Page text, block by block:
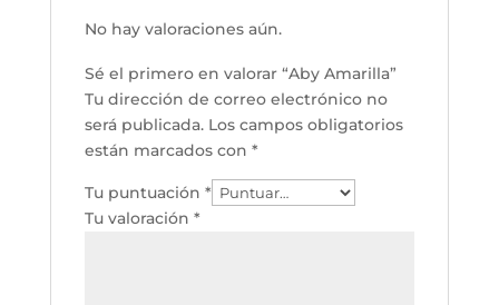
No hay valoraciones aún.
Sé el primero en valorar “Aby Amarilla”
Tu dirección de correo electrónico no
será publicada. Los campos obligatorios
están marcados con *
Tu puntuación *
Tu valoración *